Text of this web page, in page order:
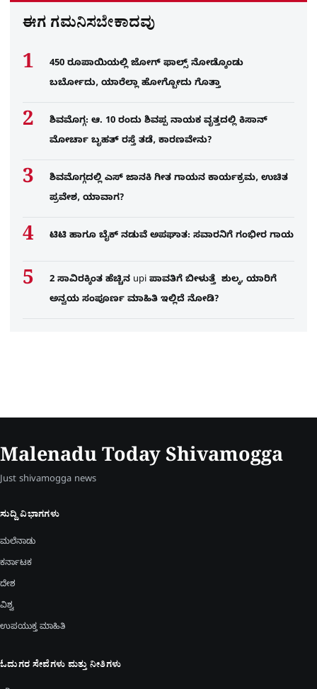
ಈಗ ಗಮನಿಸಬೇಕಾದವು
450 ರೂಪಾಯಿಯಲ್ಲಿ ಜೋಗ್​ ಫಾಲ್ಸ್​ ನೋಡ್ಕೊಂಡು
ಬರ್ಬೋದು, ಯಾರೆಲ್ಲಾ ಹೋಗ್ಬೋದು ಗೊತ್ತಾ
ಶಿವಮೊಗ್ಗ: ಆ. 10 ರಂದು ಶಿವಪ್ಪ ನಾಯಕ ವೃತ್ತದಲ್ಲಿ ಕಿಸಾನ್
ಮೋರ್ಚಾ ಬೃಹತ್ ರಸ್ತೆ ತಡೆ, ಕಾರಣವೇನು?
ಶಿವಮೊಗ್ಗದಲ್ಲಿ ಎಸ್​ ಜಾನಕಿ ಗೀತ ಗಾಯನ ಕಾರ್ಯಕ್ರಮ, ಉಚಿತ
ಪ್ರವೇಶ, ಯಾವಾಗ?
ಟಿಟಿ ಹಾಗೂ ಬೈಕ್ ನಡುವೆ ಅಪಘಾತ: ಸವಾರನಿಗೆ ಗಂಭೀರ ಗಾಯ
2 ಸಾವಿರಕ್ಕಿಂತ ಹೆಚ್ಚಿನ upi ಪಾವತಿಗೆ ಬೀಳುತ್ತೆ ಶುಲ್ಕ, ಯಾರಿಗೆ
ಅನ್ವಯ ಸಂಪೂರ್ಣ ಮಾಹಿತಿ ಇಲ್ಲಿದೆ ನೋಡಿ?
Malenadu Today Shivamogga
Just shivamogga news
ಸುದ್ದಿ ವಿಭಾಗಗಳು
ಮಲೆನಾಡು
ಕರ್ನಾಟಕ
ದೇಶ
ವಿಶ್ವ
ಉಪಯುಕ್ತ ಮಾಹಿತಿ
ಓದುಗರ ಸೇವೆಗಳು ಮತ್ತು ನೀತಿಗಳು